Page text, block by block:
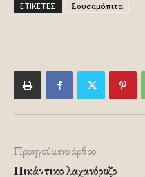
ΕΤΙΚΕΤΕΣ Σουσαμόπιτα
Προηγούμενο άρθρο
Πικάντικο λαχανόρυζο